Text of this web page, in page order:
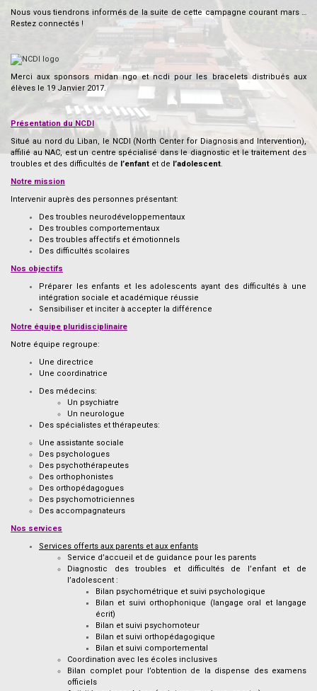
Nous vous tiendrons informés de la suite de cette campagne courant mars …
Restez connectés !
Merci aux sponsors midan ngo et ncdi pour les bracelets distribués aux
élèves le 19 Janvier 2017.
Présentation du NCDI
Situé au nord du Liban, le NCDI (North Center for Diagnosis and Intervention),
affilié au NAC, est un centre spécialisé dans le diagnostic et le traitement des
troubles et des difficultés de l’enfant et de l’adolescent.
Notre mission
Intervenir auprès des personnes présentant:
Des troubles neurodéveloppementaux
Des troubles comportementaux
Des troubles affectifs et émotionnels
Des difficultés scolaires
Nos objectifs
Préparer les enfants et les adolescents ayant des difficultés à une
intégration sociale et académique réussie
Sensibiliser et inciter à accepter la différence
Notre équipe pluridisciplinaire
Notre équipe regroupe:
Une directrice
Une coordinatrice
Des médecins:
Un psychiatre
Un neurologue
Des spécialistes et thérapeutes:
Une assistante sociale
Des psychologues
Des psychothérapeutes
Des orthophonistes
Des orthopédagogues
Des psychomotriciennes
Des accompagnateurs
Nos services
Services offerts aux parents et aux enfants
Service d’accueil et de guidance pour les parents
Diagnostic des troubles et difficultés de l’enfant et de
l’adolescent :
Bilan psychométrique et suivi psychologique
Bilan et suivi orthophonique (langage oral et langage
écrit)
Bilan et suivi psychomoteur
Bilan et suivi orthopédagogique
Bilan et suivi comportemental
Coordination avec les écoles inclusives
Bilan complet pour l’obtention de la dispense des examens
officiels